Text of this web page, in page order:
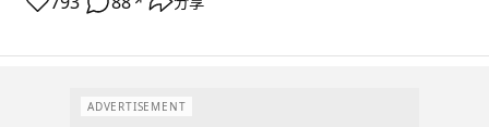
ADVERTISEMENT